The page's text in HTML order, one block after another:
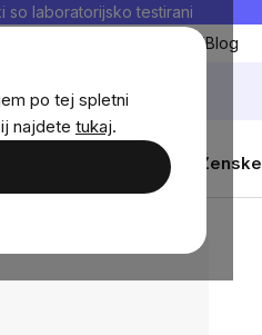
po tej spletni
najdete tukaj.
so laboratorijsko testirani
Moji priljubljeniBlog
Moški Ženske
30 kapsul